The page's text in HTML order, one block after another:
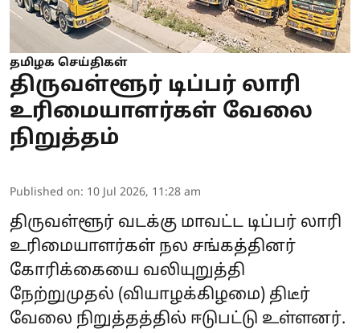
தமிழக செய்திகள்
திருவள்ளூர் டிப்பர் லாரி
உரிமையாளர்கள் வேலை
நிறுத்தம்
Published on: 10 Jul 2026, 11:28 am
திருவள்ளூர் வடக்கு மாவட்ட டிப்பர் லாரி
உரிமையாளர்கள் நல சங்கத்தினர்
கோரிக்கையை வலியுறுத்தி
நேற்றுமுதல் (வியாழக்கிழமை) திடீர்
வேலை நிறுத்தத்தில் ஈடுபட்டு உள்ளனர்.